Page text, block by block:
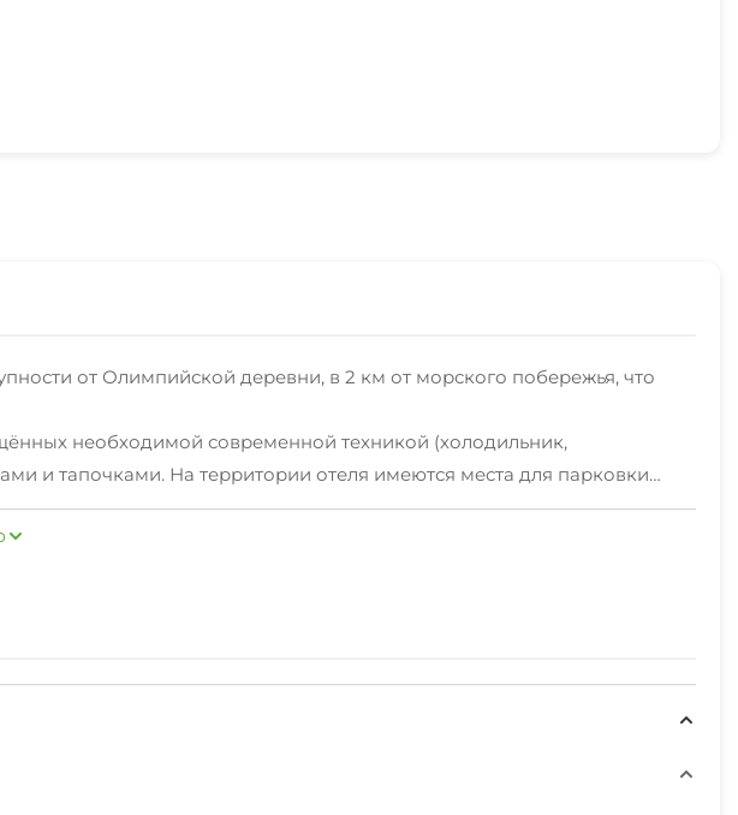
от Олимпийской деревни, в 2 км от морского побережья, что
необходимой современной техникой (холодильник,
и тапочками. На территории отеля имеются места для парковки
в номер.